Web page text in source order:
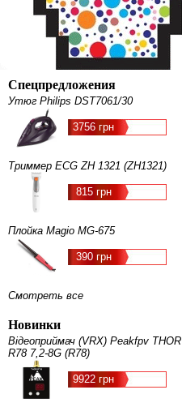
Спецпредложения
Утюг Philips DST7061/30
3756 грн
Триммер ECG ZH 1321 (ZH1321)
815 грн
Плойка Magio MG-675
390 грн
Смотреть все
Новинки
Відеоприймач (VRX) Peakfpv THOR
R78 7,2-8G (R78)
9922 грн